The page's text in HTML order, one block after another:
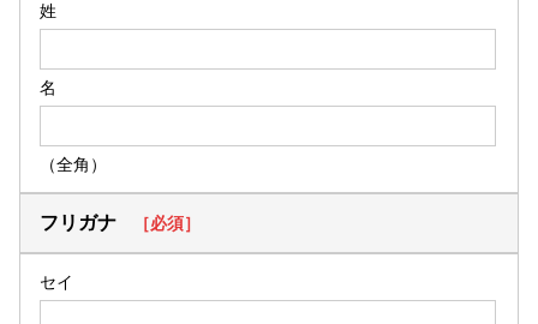
姓
名
（全角）
フリガナ ［必須］
セイ